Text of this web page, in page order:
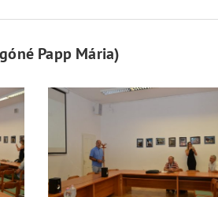
Papp Mária)